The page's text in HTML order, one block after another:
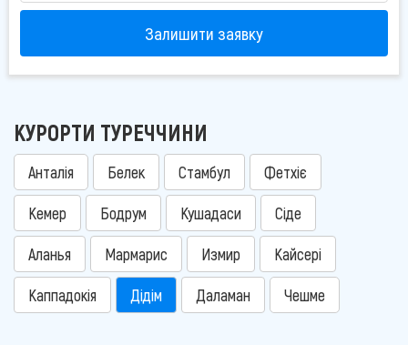
Залишити заявку
КУРОРТИ ТУРЕЧЧИНИ
Анталія Белек Стамбул Фетхіє
Кемер Бодрум Кушадаси Сіде
Аланья Мармарис Измир Кайсері
Каппадокія Дідім Даламан Чешме